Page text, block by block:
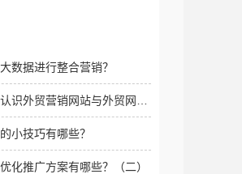
数据进行整合营销？
识外贸营销网站与外贸网络
小技巧有哪些？
化推广方案有哪些？（二）